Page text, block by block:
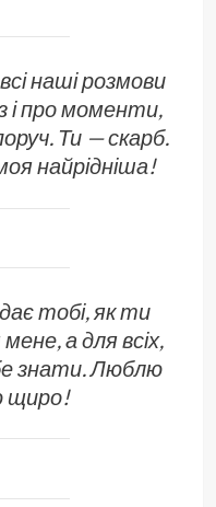
наші розмови
і про моменти,
Ти — скарб.
найрідніша!
тобі, як ти
а для всіх,
знати. Люблю
щиро!